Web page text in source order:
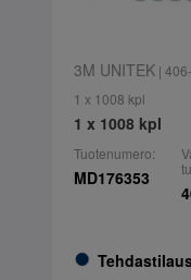
3M UNITEK|
1 x 1008 kpl
1 x 1008 kpl
Tuotenumero:
MD176353